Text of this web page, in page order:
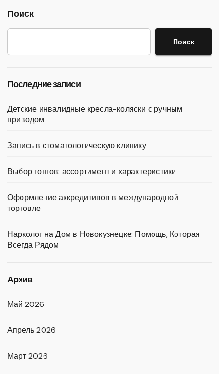
Поиск
Поиск
Последние записи
Детские инвалидные кресла-коляски с ручным
приводом
Запись в стоматологическую клинику
Выбор гонгов: ассортимент и характеристики
Оформление аккредитивов в международной
торговле
Нарколог на Дом в Новокузнецке: Помощь, Которая
Всегда Рядом
Архив
Май 2026
Апрель 2026
Март 2026